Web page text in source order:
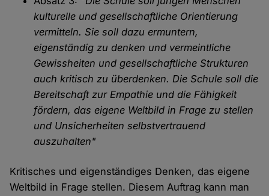
kulturelle und gesellschaftliche Orientierung
vermitteln. Sie soll dazu ermuntern,
eigenständig zu denken und vermeintliche
Gewissheiten und gesellschaftliche Strukturen
auch kritisch zu überdenken. Die Schule soll die
Bereitschaft zur Empathie und die Fähigkeit
fördern, das eigene Weltbild in Frage zu stellen
und Unsicherheiten selbstvertrauend
auszuhalten"
Kritisches und eigenständiges Denken, das eigene
Weltbild in Frage stellen. Diesem Auftrag kann man